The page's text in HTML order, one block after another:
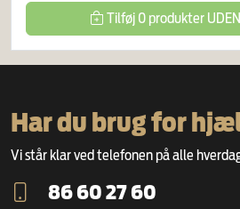
Tilføj 0produkter
Har du brug for
Vi står klar ved telefonen på alle
86 60 27 60